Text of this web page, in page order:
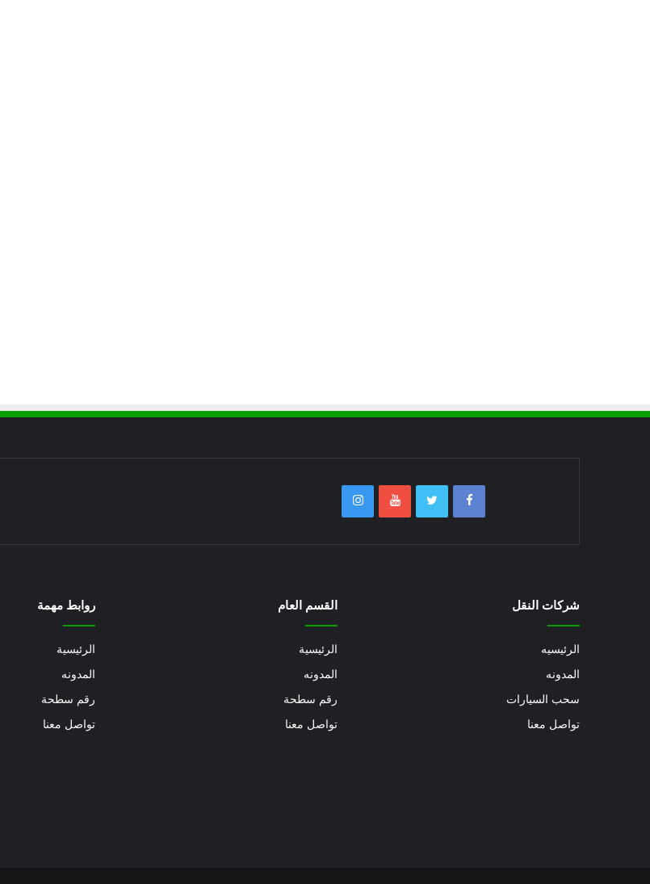
شركات النقل
الرئيسيه
المدونه
سحب السيارات
تواصل معنا
القسم العام
الرئيسية
المدونه
رقم سطحة
تواصل معنا
روابط مهمة
الرئيسية
المدونه
رقم سطحة
تواصل معنا